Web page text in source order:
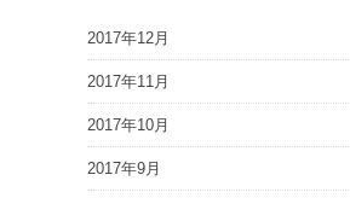
2017年12月
2017年11月
2017年10月
2017年9月